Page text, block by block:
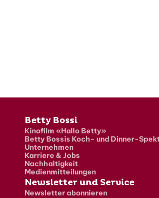
Fusszeile
Betty Bossi
Kinofilm «Hallo Betty»
Betty Bossis Koch- und Dinner-
Unternehmen
Karriere & Jobs
Nachhaltigkeit
Medienmitteilungen
Newsletter und Service
Newsletter abonnieren